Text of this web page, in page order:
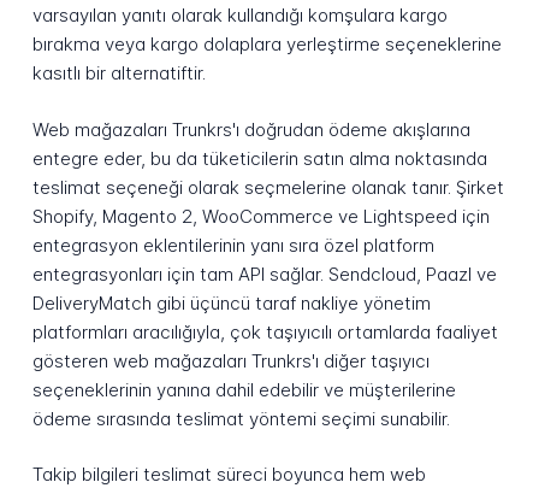
varsayılan yanıtı olarak kullandığı komşulara kargo
bırakma veya kargo dolaplara yerleştirme seçeneklerine
kasıtlı bir alternatiftir.
Web mağazaları Trunkrs'ı doğrudan ödeme akışlarına
entegre eder, bu da tüketicilerin satın alma noktasında
teslimat seçeneği olarak seçmelerine olanak tanır. Şirket
Shopify, Magento 2, WooCommerce ve Lightspeed için
entegrasyon eklentilerinin yanı sıra özel platform
entegrasyonları için tam API sağlar. Sendcloud, Paazl ve
DeliveryMatch gibi üçüncü taraf nakliye yönetim
platformları aracılığıyla, çok taşıyıcılı ortamlarda faaliyet
gösteren web mağazaları Trunkrs'ı diğer taşıyıcı
seçeneklerinin yanına dahil edebilir ve müşterilerine
ödeme sırasında teslimat yöntemi seçimi sunabilir.
Takip bilgileri teslimat süreci boyunca hem web